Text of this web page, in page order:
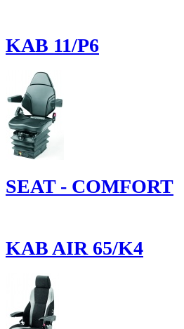
KAB 11/P6
SEAT - COMFORT
KAB AIR 65/K4